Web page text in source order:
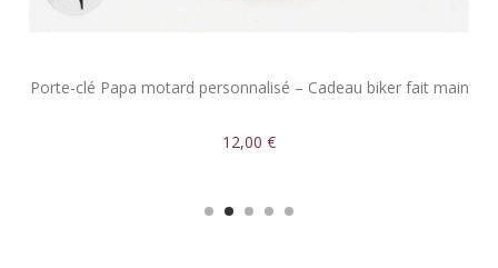
Porte-clé Papa motard personnalisé – Cadeau biker fait main
12,00 €